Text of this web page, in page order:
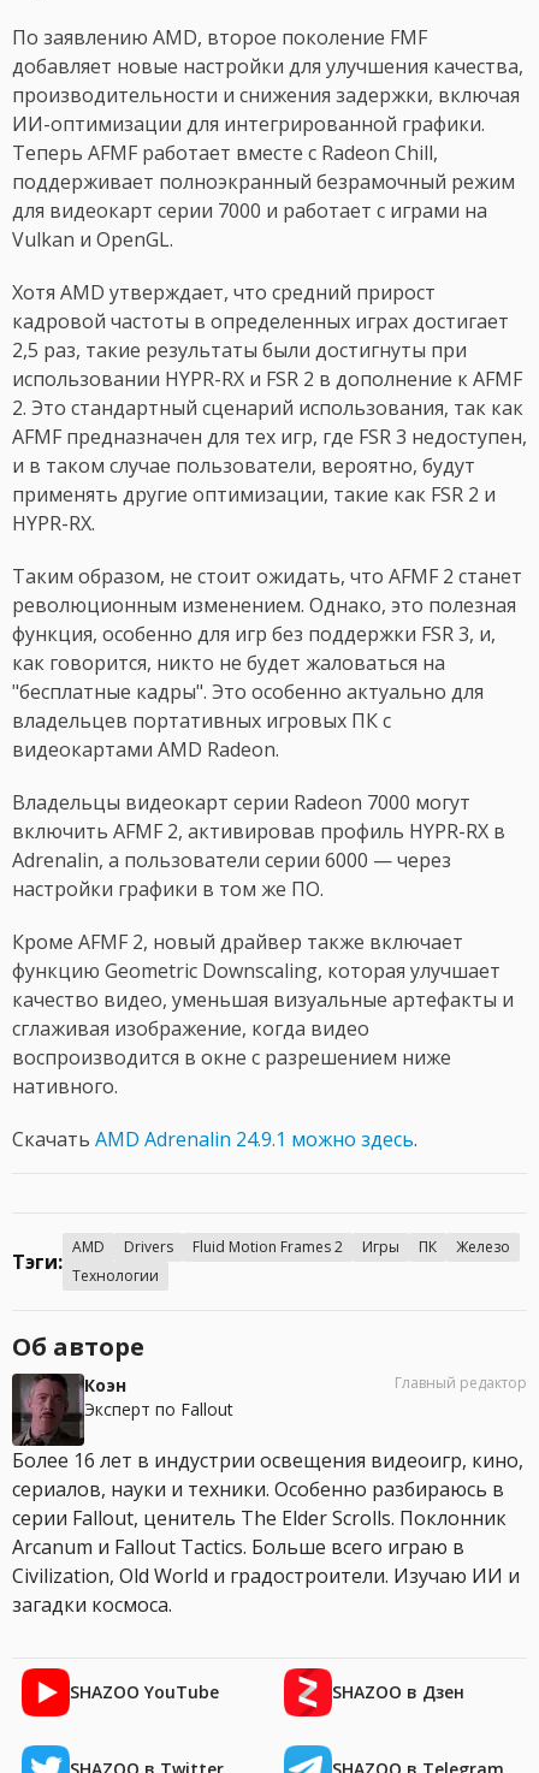
По заявлению AMD, второе поколение FMF
добавляет новые настройки для улучшения качества,
производительности и снижения задержки, включая
ИИ-оптимизации для интегрированной графики.
Теперь AFMF работает вместе с Radeon Chill,
поддерживает полноэкранный безрамочный режим
для видеокарт серии 7000 и работает с играми на
Vulkan и OpenGL.
Хотя AMD утверждает, что средний прирост
кадровой частоты в определенных играх достигает
2,5 раз, такие результаты были достигнуты при
использовании HYPR-RX и FSR 2 в дополнение к AFMF
2. Это стандартный сценарий использования, так как
AFMF предназначен для тех игр, где FSR 3 недоступен,
и в таком случае пользователи, вероятно, будут
применять другие оптимизации, такие как FSR 2 и
HYPR-RX.
Таким образом, не стоит ожидать, что AFMF 2 станет
революционным изменением. Однако, это полезная
функция, особенно для игр без поддержки FSR 3, и,
как говорится, никто не будет жаловаться на
"бесплатные кадры". Это особенно актуально для
владельцев портативных игровых ПК с
видеокартами AMD Radeon.
Владельцы видеокарт серии Radeon 7000 могут
включить AFMF 2, активировав профиль HYPR-RX в
Adrenalin, а пользователи серии 6000 — через
настройки графики в том же ПО.
Кроме AFMF 2, новый драйвер также включает
функцию Geometric Downscaling, которая улучшает
качество видео, уменьшая визуальные артефакты и
сглаживая изображение, когда видео
воспроизводится в окне с разрешением ниже
нативного.
Скачать AMD Adrenalin 24.9.1 можно здесь.
Тэги:
AMD Drivers Fluid Motion Frames 2 Игры ПК
Железо
Технологии
Об авторе
Коэн
Эксперт по Fallout
Главный редактор
Более 16 лет в индустрии освещения видеоигр, кино,
сериалов, науки и техники. Особенно разбираюсь в
серии Fallout, ценитель The Elder Scrolls. Поклонник
Arcanum и Fallout Tactics. Больше всего играю в
Civilization, Old World и градостроители. Изучаю ИИ и
загадки космоса.
SHAZOO YouTube SHAZOO в Дзен